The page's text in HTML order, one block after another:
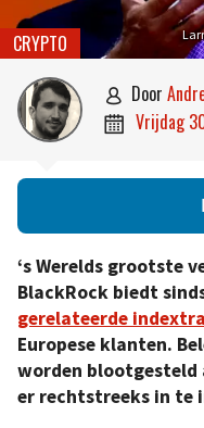
CRYPTO
 door
 vrijdag
‘s Werelds grootste
BlackRock biedt
gerelateerde
Europese klanten.
worden
er rechtstreeks in te